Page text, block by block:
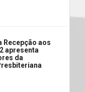
Recepção aos
apresenta
da